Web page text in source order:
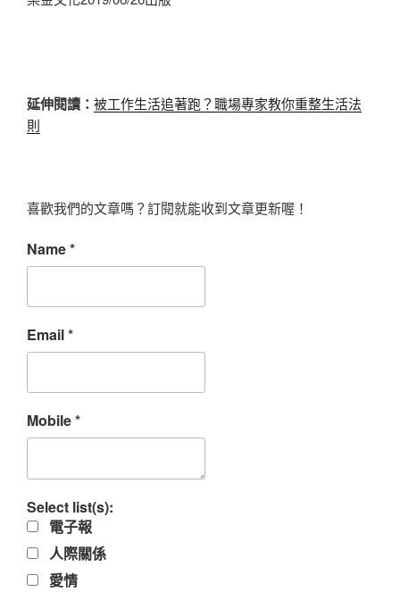
延伸閱讀： 被工作生活追著跑？職場專家教你重整生活法
則
喜歡我們的文章嗎？訂閱就能收到文章更新喔！
Name*
Email*
Mobile*
Select list(s):
電子報
人際關係
愛情